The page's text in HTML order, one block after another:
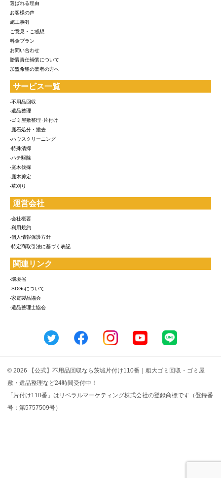
選ばれる理由
お客様の声
施工事例
ご意見・ご感想
料金プラン
お問い合わせ
賠償責任補償について
加盟希望の業者の方へ
サービス一覧
-不用品回収
-遺品整理
-ゴミ屋敷整理･片付け
-庭石処分・撤去
-ハウスクリーニング
-特殊清掃
-ハチ駆除
-庭木伐採
-庭木剪定
-草刈り
運営会社
-会社概要
-利用規約
-個人情報保護方針
-特定商取引法に基づく表記
関連リンク
-環境省
-SDGsについて
-家電製品協会
-遺品整理士協会
© 2026 【公式】不用品回収なら茨城片付け110番｜粗大ゴミ回収・ゴミ屋
敷・遺品整理など24時間受付中！
「片付け110番」はリベラルマーケティング株式会社の登録商標です（登録番
号：第5757509号）